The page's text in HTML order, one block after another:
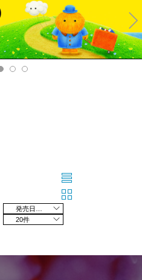
Ne
xt
20件